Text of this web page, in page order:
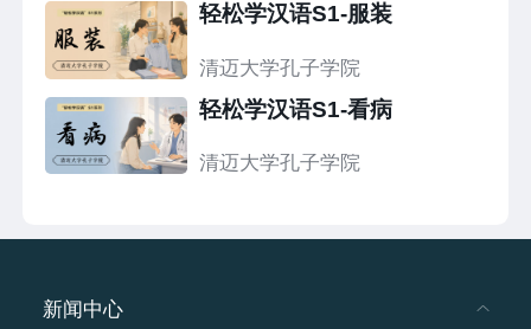
轻松学汉语S1-服装
清迈大学孔子学院
轻松学汉语S1-看病
清迈大学孔子学院
新闻中心